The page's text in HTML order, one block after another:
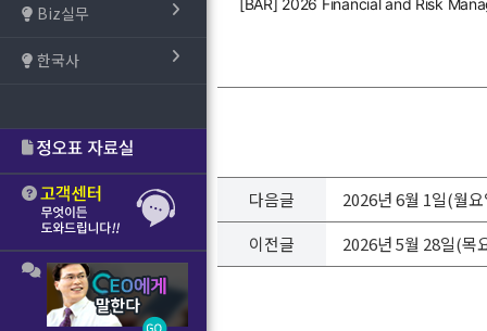
Biz실무
한국사
[BAR] 2026 Financial and Risk
다음글
2026년 6월 1일(월
이전글
2026년 5월 28일(목